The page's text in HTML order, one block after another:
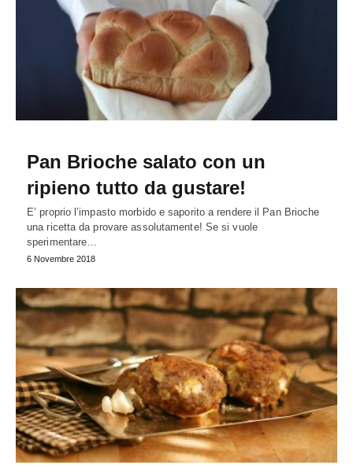
Pan Brioche salato con un
ripieno tutto da gustare!
E’ proprio l’impasto morbido e saporito a rendere il Pan Brioche
una ricetta da provare assolutamente! Se si vuole
sperimentare…
6 Novembre 2018